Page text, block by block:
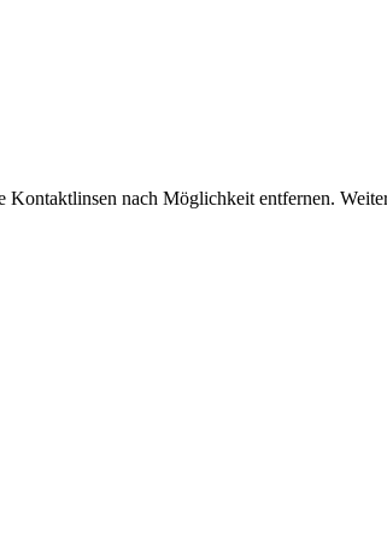
nach Möglichkeit entfernen.